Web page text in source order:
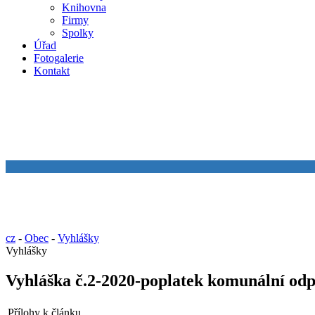
Knihovna
Firmy
Spolky
Úřad
Fotogalerie
Kontakt
cz - Obec - Vyhlášky
Vyhlášky
Vyhláška č.2-2020-poplatek komunální
Přílohy k článku